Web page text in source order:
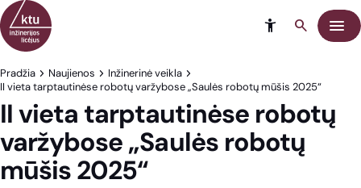
Eiti į turinį
Meniu
Pradžia Naujienos
Inžinerinė veikla
II vieta tarptautinėse robotų varžybose „Saulės robotų mūšis 2025“
II vieta tarptautinėse robotų
varžybose „Saulės robotų
mūšis 2025“